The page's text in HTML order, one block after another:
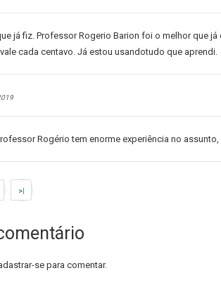
já fiz. Professor Rogerio Barion foi o melhor que
cada centavo. Já estou usandotudo que aprendi.
Rogério tem enorme experiência no
>|
separa comentar.